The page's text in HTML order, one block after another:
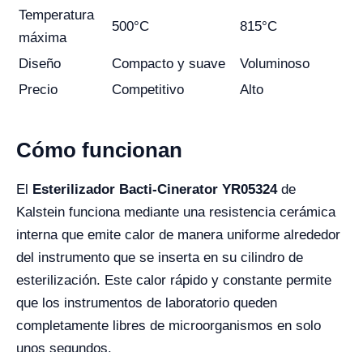
Temperatura
máxima
500°C 815°C
Diseño Compacto y suave
Voluminoso
Precio
Competitivo Alto
Cómo funcionan
El Esterilizador Bacti-Cinerator YR05324de
Kalstein funciona mediante una resistencia cerámica
interna que emite calor de manera uniforme alrededor
del instrumento que se inserta en su cilindro de
esterilización. Este calor rápido y constante permite
que los instrumentos de laboratorio queden
completamente libres de microorganismos en solo
unos segundos.